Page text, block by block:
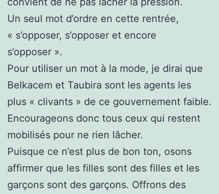
Un seul mot d’ordre en cette rentrée,
« s’opposer, s’opposer et encore
s’opposer ».
Pour utiliser un mot à la mode, je dirai que
Belkacem et Taubira sont les agents les
plus « clivants » de ce gouvernement faible.
Encourageons donc tous ceux qui restent
mobilisés pour ne rien lâcher.
Puisque ce n’est plus de bon ton, osons
affirmer que les filles sont des filles et les
garçons sont des garçons. Offrons des